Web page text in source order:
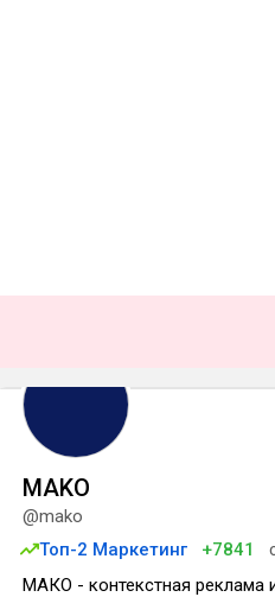
MAKO
@mako
Топ-2 Маркетинг
+7841
МАКО - контекстная реклама